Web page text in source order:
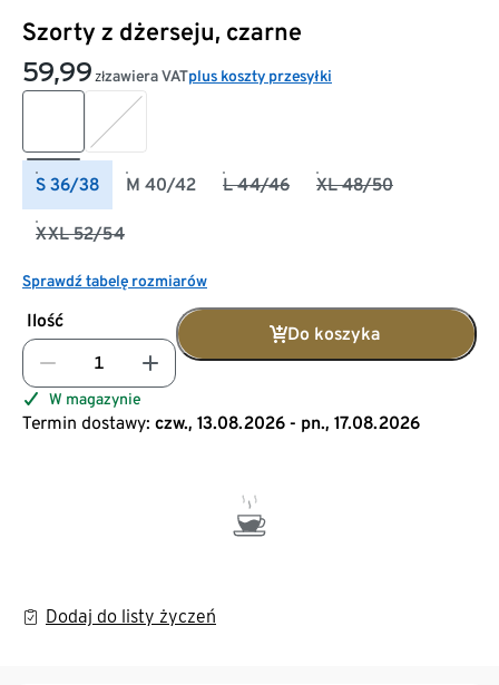
Szorty z dżerseju, czarne
59,99 złzawiera VATplus koszty przesyłki
S 36/38 M 40/42 L 44/46 XL 48/50
XXL 52/54
Sprawdź tabelę rozmiarów
Ilość
Do koszyka
W magazynie
Termin dostawy: czw., 13.08.2026 - pn., 17.08.2026
Dodaj do listy życzeń